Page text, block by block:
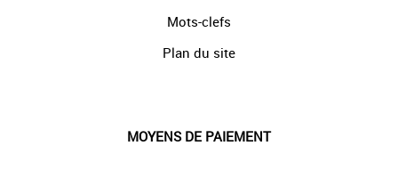
Mots-clefs
Plan du site
MOYENS DE PAIEMENT